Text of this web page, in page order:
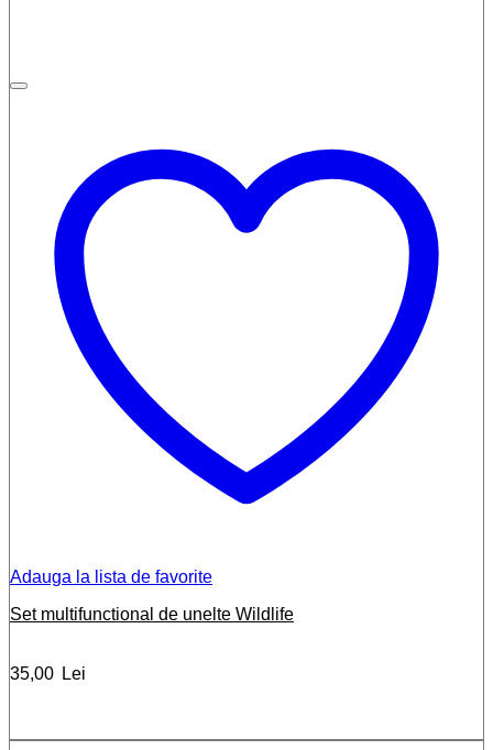
Adauga la lista de favorite
Set multifunctional de unelte Wildlife
35,00 Lei